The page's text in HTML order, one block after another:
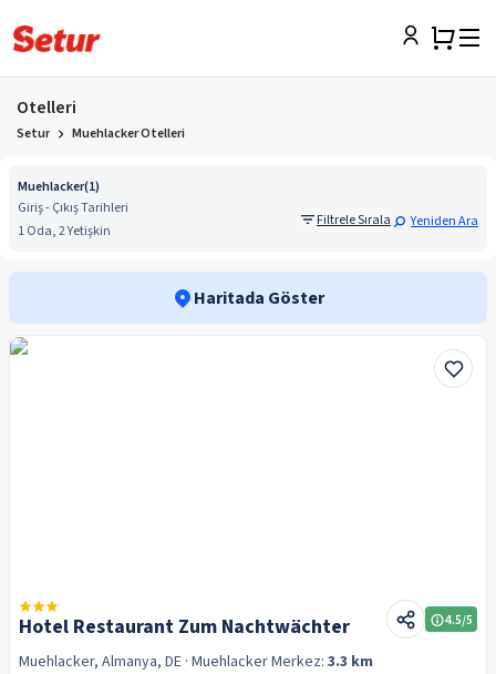
Otelleri
Setur Muehlacker Otelleri
Muehlacker(1)
Giriş - Çıkış Tarihleri
1 Oda, 2 Yetişkin
Filtrele Sırala Yeniden Ara
Haritada Göster
Hotel Restaurant Zum Nachtwächter 4.5/5
Muehlacker, Almanya, DE · MuehlackerMerkez: 3.3 km